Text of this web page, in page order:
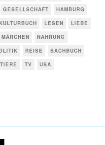
GESELLSCHAFT
HAMBURG
LESEN
LIEBE
MÄRCHEN
NAHRUNG
REISE
SACHBUCH
TIERE TV
USA